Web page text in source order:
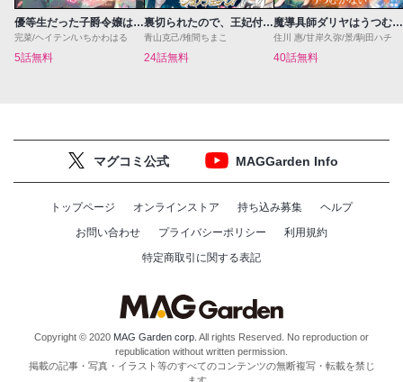
優等生だった子爵令嬢は、恋を知りたい。 THE COMIC
完菜/ヘイテン/いちかわはる
5話無料
裏切られたので、王妃付き侍女にジョブチェンジ！
青山克己/雉間ちまこ
24話無料
魔導具師ダリヤはうつむかない ～Dahliya Wilts No More～
住川 惠/甘岸久弥/景/駒田ハチ
40話無料
マグコミ公式 MAGGarden Info
トップページ オンラインストア 持ち込み募集
ヘルプ
お問い合わせ
プライバシーポリシー
利用規約
特定商取引に関する表記
Copyright © 2020 MAG Garden corp. All rights Reserved. No reproduction or
republication without written permission.
掲載の記事・写真・イラスト等のすべてのコンテンツの無断複写・転載を禁じ
ます。